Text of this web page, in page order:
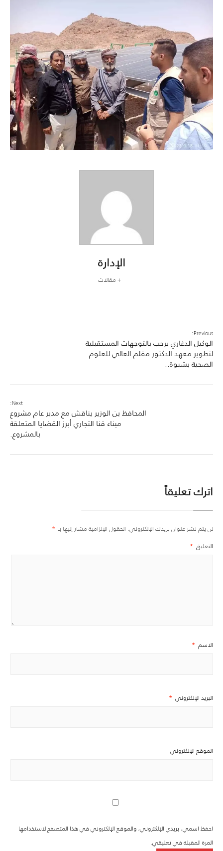
الإدارة
+ مقالات
Previous:
الوكيل الدغاري يرحب بالتوجهات المستقبلية
لتطوير معهد الدكتور مقلم العالي للعلوم
الصحية بشبوة..
Next:
المحافظ بن الوزير يناقش مع مدير عام مشروع
ميناء قنا التجاري أبرز القضايا المتعلقة
بالمشروع.
اترك تعليقاً
لن يتم نشر عنوان بريدك الإلكتروني. الحقول الإلزامية مشار إليها بـ *
التعليق *
الاسم *
البريد الإلكتروني *
الموقع الإلكتروني
احفظ اسمي، بريدي الإلكتروني، والموقع الإلكتروني في هذا المتصفح لاستخدامها
المرة المقبلة في تعليقي.